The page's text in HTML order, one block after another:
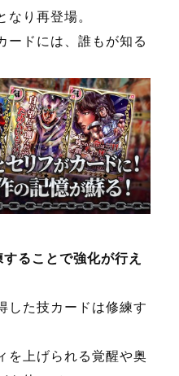
なり再登場。
ードには、誰もが知る
ることで強化が行え
した技カードは修練す
を上げられる覚醒や奥